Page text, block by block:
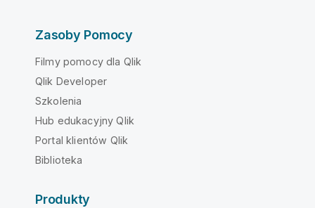
Zasoby Pomocy
Filmy pomocy dla Qlik
Qlik Developer
Szkolenia
Hub edukacyjny Qlik
Portal klientów Qlik
Biblioteka
Produkty